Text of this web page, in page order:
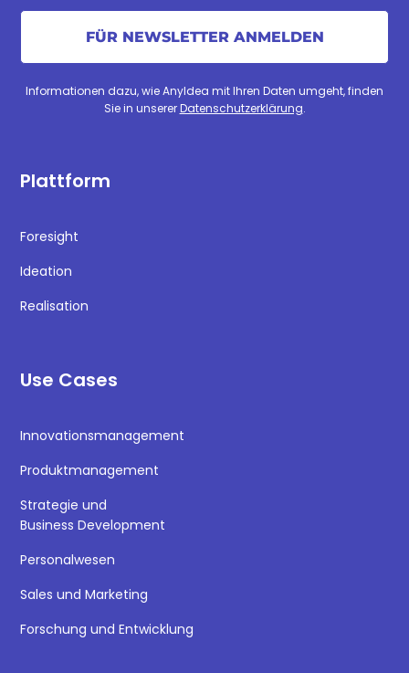
Informationen dazu, wie AnyIdea mit Ihren Daten umgeht, finden
Sie in unsererDatenschutzerklärung.
Plattform
Foresight
Ideation
Realisation
Use Cases
Innovationsmanagement
Produktmanagement
Strategie und
Business Development
Personalwesen
Sales und Marketing
Forschung und Entwicklung